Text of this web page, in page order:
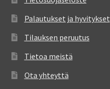
Palautukset ja hyvitykset
Tilauksen peruutus
Tietoa meistä
Ota yhteyttä